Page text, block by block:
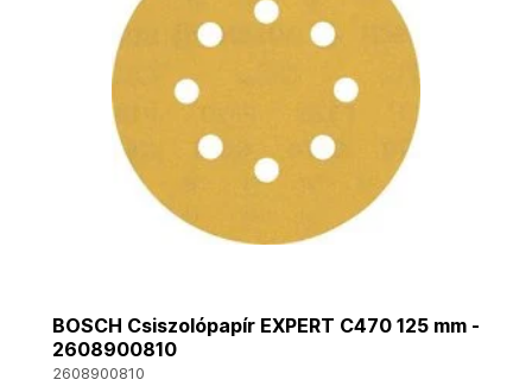
BOSCH Csiszolópapír EXPERT C470 125 mm -
2608900810
2608900810